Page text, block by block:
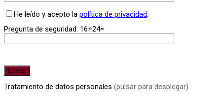
He leído y acepto la política de privacidad.
Pregunta de seguridad: 16+24=
Tratamiento de datos personales (pulsar para desplegar)